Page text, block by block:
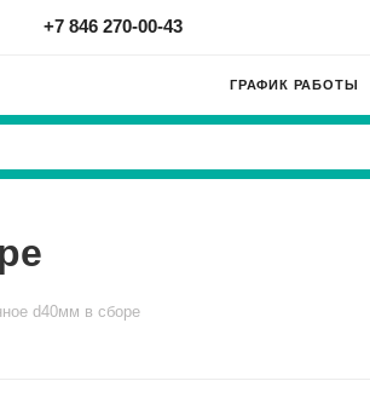
+7 846 270-00-43
ГРАФИК РАБОТЫ
d40мм в сборе